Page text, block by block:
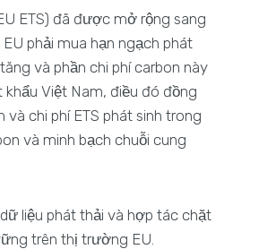
ETS) đã được mở rộng sang
phải mua hạn ngạch phát
và phần chi phí carbon này
Việt Nam, điều đó đồng
chi phí ETS phát sinh trong
và minh bạch chuỗi cung
liệu phát thải và hợp tác chặt
trên thị trường EU.